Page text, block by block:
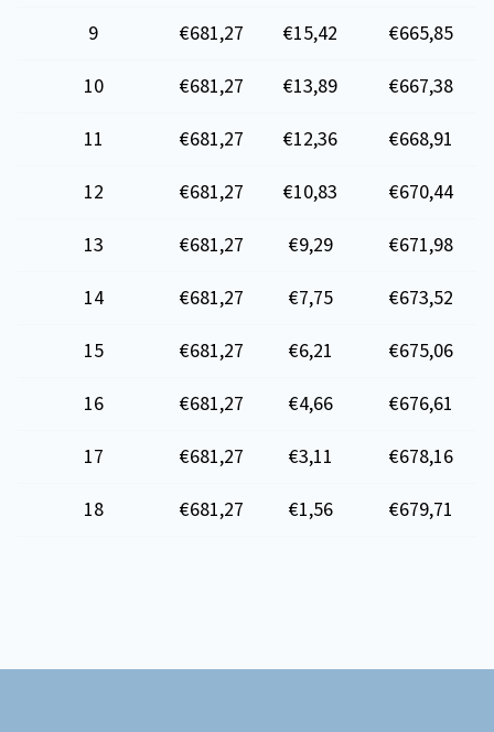
9
€681,27 €15,42
€665,85
10
€681,27 €13,89
€667,38
11
€681,27 €12,36
€668,91
12
€681,27 €10,83
€670,44
13
€681,27 €9,29
€671,98
14
€681,27 €7,75
€673,52
15
€681,27 €6,21
€675,06
16
€681,27 €4,66
€676,61
17
€681,27 €3,11
€678,16
18
€681,27 €1,56 €679,71